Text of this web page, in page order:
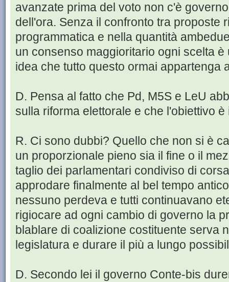
avanzate prima del voto non c'è
dell'ora. Senza il confronto tra proposte
programmatica e nella quantità
un consenso maggioritario ogni scelta
idea che tutto questo ormai appartenga
D. Pensa al fatto che Pd, M5S e LeU
sulla riforma elettorale e che l'obiettivo
R. Ci sono dubbi? Quello che non si è
un proporzionale pieno sia il fine o il
taglio dei parlamentari condiviso di
approdare finalmente al bel tempo
nessuno perdeva e tutti continuavano
rigiocare ad ogni cambio di governo la
blablare di coalizione costituente serva
legislatura e durare il più a lungo
D. Secondo lei il governo Conte-bis